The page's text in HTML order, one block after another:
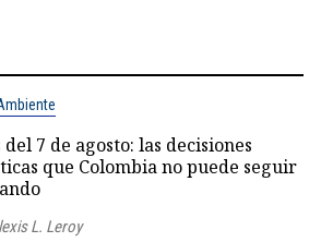
del 7 de agosto: las decisiones
que Colombia no puede seguir
L. Leroy